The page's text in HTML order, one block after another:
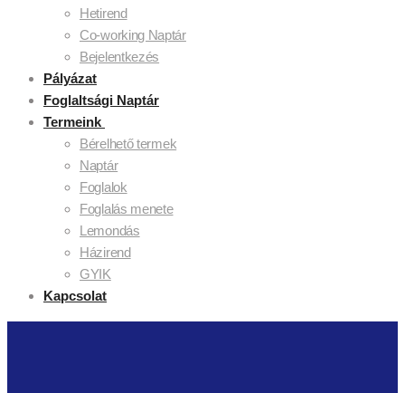
Hetirend
Co-working Naptár
Bejelentkezés
Pályázat
Foglaltsági Naptár
Termeink
Bérelhető termek
Naptár
Foglalok
Foglalás menete
Lemondás
Házirend
GYIK
Kapcsolat